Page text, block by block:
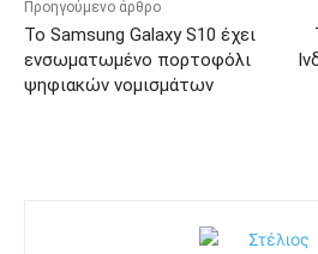
Προηγούμενο άρθρο
Το Samsung Galaxy S10 έχει
ενσωματωμένο πορτοφόλι
ψηφιακών νομισμάτων